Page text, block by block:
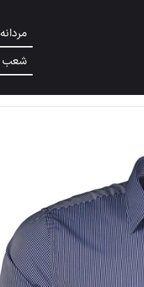
مردانه
شعب